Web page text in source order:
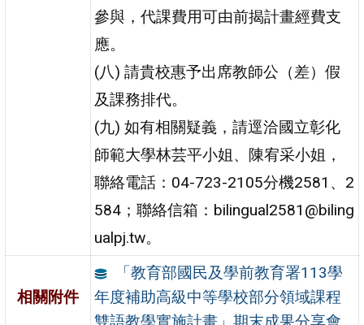
參與，代課費用可由前揭計畫經費支
應。
(八) 請貴校惠予出席教師公（差）假
及課務排代。
(九) 如有相關疑義，請逕洽國立彰化
師範大學林芸平小姐、陳宥采小姐，
聯絡電話：04-723-2105分機2581、2
584；聯絡信箱：bilingual2581@biling
ualpj.tw。
相關附件
「教育部國民及學前教育署113學
年度補助高級中等學校部分領域課程
雙語教學實施計畫」期末成果分享會